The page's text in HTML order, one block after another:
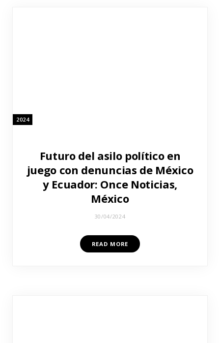
2024
Futuro del asilo político en
juego con denuncias de México
y Ecuador: Once Noticias,
México
30/04/2024
READ MORE